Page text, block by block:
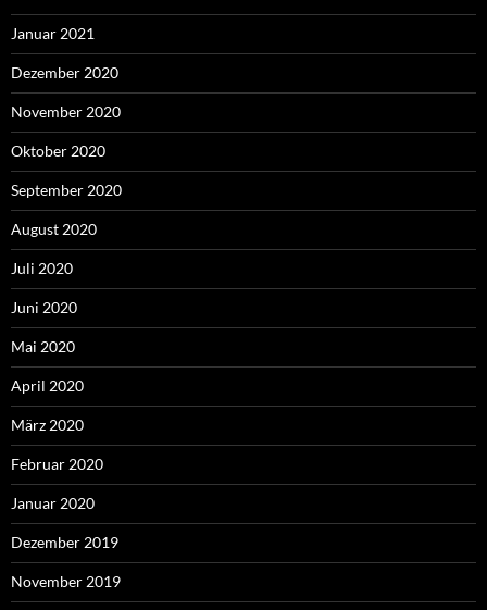
Januar 2021
Dezember 2020
November 2020
Oktober 2020
September 2020
August 2020
Juli 2020
Juni 2020
Mai 2020
April 2020
März 2020
Februar 2020
Januar 2020
Dezember 2019
November 2019